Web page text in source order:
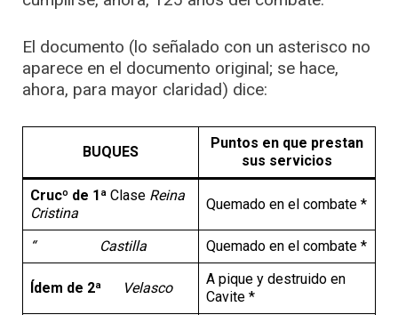
El documento (lo señalado con un asterisco no
aparece en el documento original; se hace,
ahora, para mayor claridad) dice:
BUQUES
Puntos en que prestan
sus servicios
Crucº de 1ª Clase Reina
Cristina
Quemado en el combate *
“ Castilla Quemado en el combate *
Ídem de 2ª Velasco
A pique y destruido en
Cavite *